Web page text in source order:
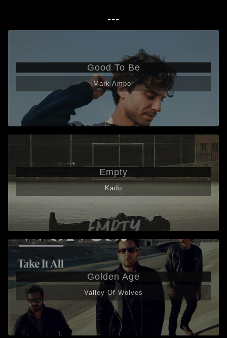
---
Good To Be
Mark Ambor
Empty
Kado
Golden Age
Valley Of Wolves